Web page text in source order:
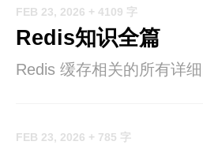
FEB 23, 2026 + 4109 字
Redis知识全篇
Redis 缓存相关的所有详
FEB 23, 2026 + 785 字